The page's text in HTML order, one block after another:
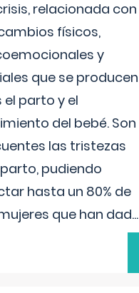
relacionada con
físicos,
y
que se producen
el parto y el
del bebé. Son
las tristezas
pudiendo
hasta un 80% de
que han dad...